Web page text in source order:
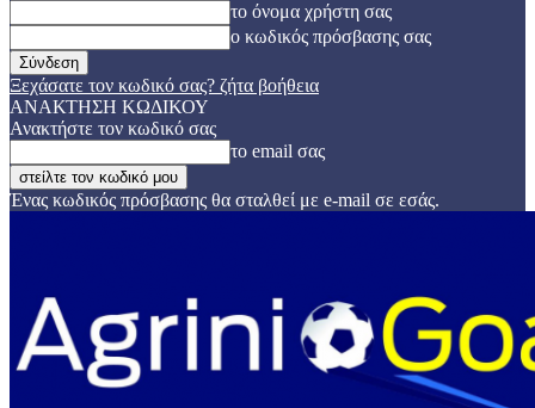
το όνομα χρήστη σας
ο κωδικός πρόσβασης σας
Ξεχάσατε τον κωδικό σας? ζήτα βοήθεια
ΑΝΑΚΤΗΣΗ ΚΩΔΙΚΟΥ
Ανακτήστε τον κωδικό σας
το email σας
Ένας κωδικός πρόσβασης θα σταλθεί με e-mail σε εσάς.